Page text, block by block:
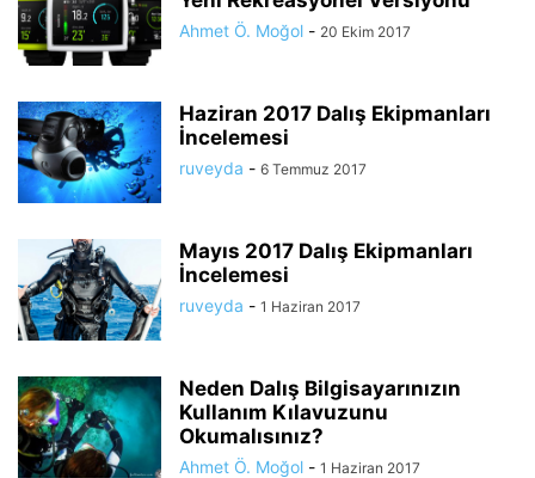
Ahmet Ö. Moğol - 20 Ekim 2017
Haziran 2017 Dalış Ekipmanları
İncelemesi
ruveyda - 6 Temmuz 2017
Mayıs 2017 Dalış Ekipmanları
İncelemesi
ruveyda - 1 Haziran 2017
Neden Dalış Bilgisayarınızın
Kullanım Kılavuzunu
Okumalısınız?
Ahmet Ö. Moğol - 1 Haziran 2017